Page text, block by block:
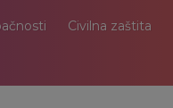
Civilna zaštita